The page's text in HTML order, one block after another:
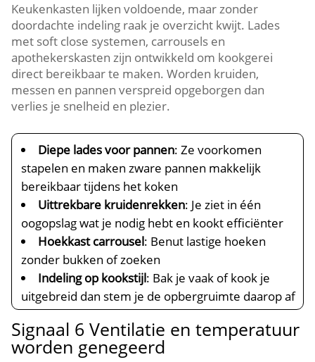
Keukenkasten lijken voldoende, maar zonder
doordachte indeling raak je overzicht kwijt.​ Lades
met soft close systemen, carrousels en
apothekerskasten zijn ontwikkeld om kookgerei
direct bereikbaar te maken.​ Worden kruiden,
messen en pannen verspreid opgeborgen dan
verlies je snelheid en plezier.​
Diepe lades voor pannen: Ze voorkomen
stapelen en maken zware pannen makkelijk
bereikbaar tijdens het koken
Uittrekbare kruidenrekken: Je ziet in één
oogopslag wat je nodig hebt en kookt efficiënter
Hoekkast carrousel: Benut lastige hoeken
zonder bukken of zoeken
Indeling op kookstijl: Bak je vaak of kook je
uitgebreid dan stem je de opbergruimte daarop af
Signaal 6 Ventilatie en temperatuur
worden genegeerd